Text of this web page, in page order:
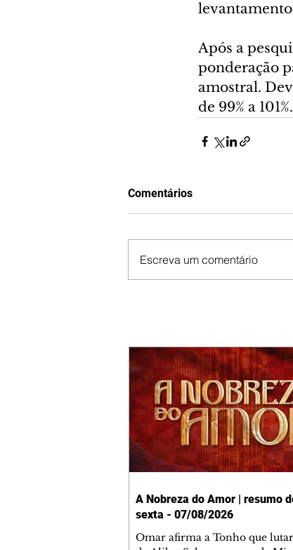
levantamento
Após a
ponderação
amostral.
de 99% a 101%.
Comentários
Escreva um comentário
A Nobreza do Amor | resumo
sexta - 07/08/2026
Omar afirma a Tonho que